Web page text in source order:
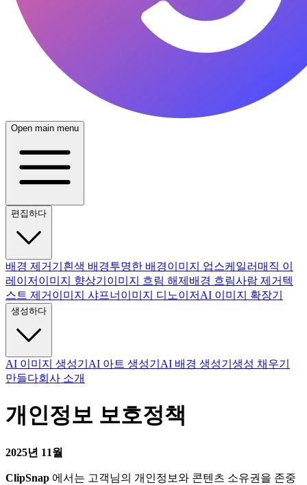
Open main menu
편집하다
배경 제거기 흰색 배경투명한 배경이미지 업스케일러 매직 이
레이저 이미지 향상기 이미지 흐림 해제 배경 흐림사람 제거 텍
스트 제거 이미지 샤프너 이미지 디노이저 AI 이미지 확장기
생성하다
AI 이미지 생성기 AI 아트 생성기 AI 배경 생성기 생성 채우기
만들다회사 소개
개인정보 보호정책
2025년 11월
ClipSnap 에서는 고객님의 개인정보와 콘텐츠 소유권을 존중